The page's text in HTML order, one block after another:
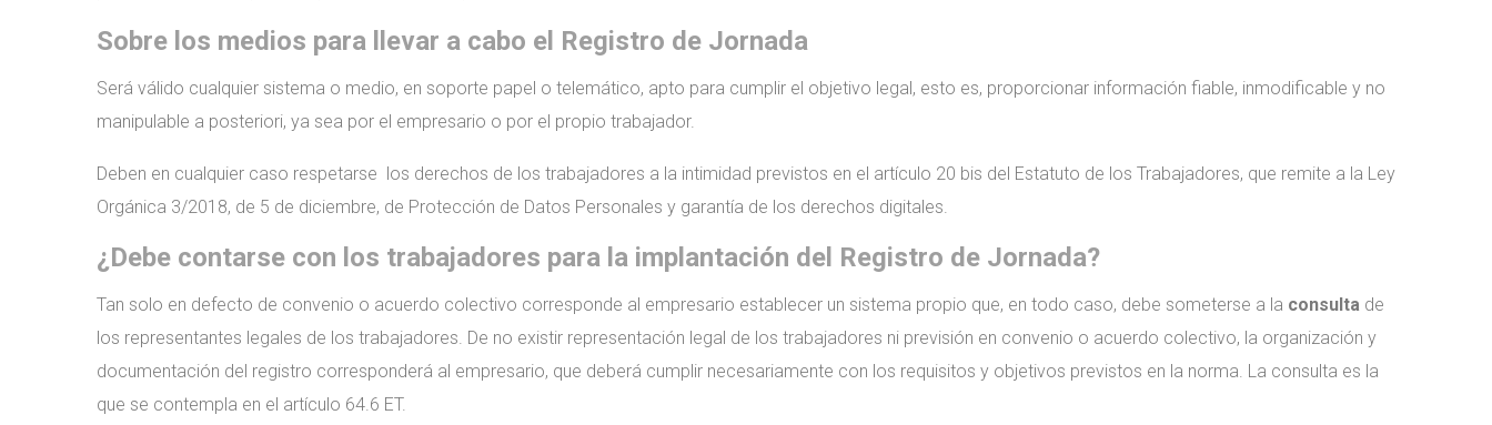
Sobre los medios para llevar a cabo el Registro de Jornada
Será válido cualquier sistema o medio, en soporte papel o telemático, apto para cumplir el objetivo legal, esto es, proporcionar información fiable, inmodificable y no
manipulable a posteriori, ya sea por el empresario o por el propio trabajador.
Deben en cualquier caso respetarse los derechos de los trabajadores a la intimidad previstos en el artículo 20 bis del Estatuto de los Trabajadores, que remite a la Ley
Orgánica 3/2018, de 5 de diciembre, de Protección de Datos Personales y garantía de los derechos digitales.
¿Debe contarse con los trabajadores para la implantación del Registro de Jornada?
Tan solo en defecto de convenio o acuerdo colectivo corresponde al empresario establecer un sistema propio que, en todo caso, debe someterse a la consulta de
los representantes legales de los trabajadores. De no existir representación legal de los trabajadores ni previsión en convenio o acuerdo colectivo, la organización y
documentación del registro corresponderá al empresario, que deberá cumplir necesariamente con los requisitos y objetivos previstos en la norma. La consulta es la
que se contempla en el artículo 64.6 ET.